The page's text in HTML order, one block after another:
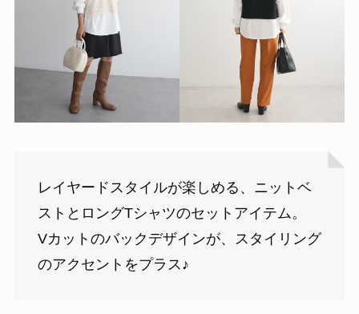
レイヤードスタイルが楽しめる、ニットベ
ストとロングTシャツのセットアイテム。
Vカットのバックデザインが、スタイリング
のアクセントをプラス♪